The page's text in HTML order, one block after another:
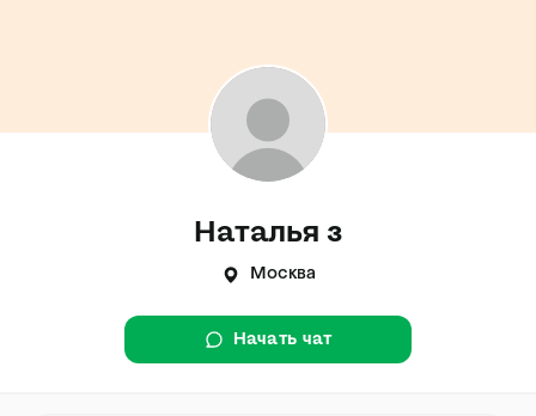
Наталья з
Москва
Начать чат